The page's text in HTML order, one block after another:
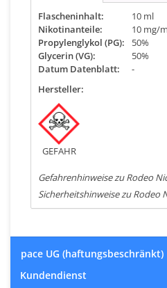
Flascheninhalt:
10 ml
Nikotinanteile:
10 mg/
Propylenglykol (PG):
50%
Glycerin (VG):
50%
Datum Datenblatt:
-
Hersteller:
GEFAHR
Gefahrenhinweise zu Rodeo
Sicherheitshinweise zu Rodeo
pace UG (haftungsbeschränkt)
Kundendienst